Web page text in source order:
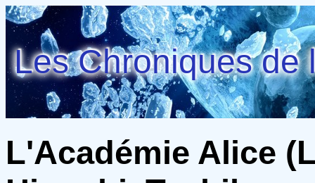
Les Chroniques de
L'Académie Alice